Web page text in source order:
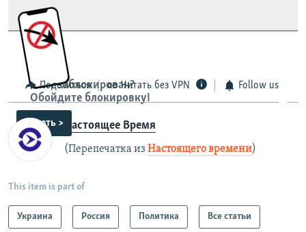
Сайт заблокирован?
Обойдите блокировку!
читать >
Поделиться Читать без VPN Follow us
Настоящее Время
(Перепечатка из Настоящего времени)
This item is part of
Украина Россия Политика Все статьи